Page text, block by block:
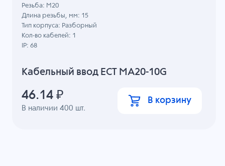
Кабельный ввод ECT MA20-10G
В наличии400 шт.
Резьба: M20
Длина резьбы, мм: 15
Тип корпуса: Разборный
Кол-во кабелей: 1
IP: 68
46.14 ₽ В корзину